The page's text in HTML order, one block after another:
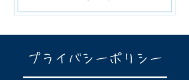
​プライバシーポリシー